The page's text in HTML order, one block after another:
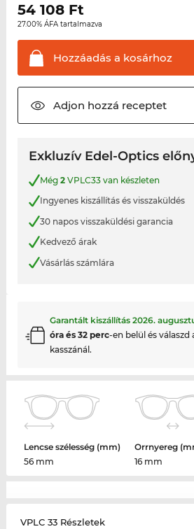
54 108Ft
27.00% ÁFA tartalmazva
Hozzáadás a kosárhoz
Adjon hozzá receptet
Exkluzív Edel-Optics
Még 2VPLC33 van készleten
Ingyenes kiszállítás és visszaküldés
30 napos visszaküldési garancia
Kedvező árak
Vásárlás számlára
Garantált kiszállítás 2026.
óra és 32 perc-en belül és válaszd
kasszánál.
Lencse szélesség (mm)
56 mm
Orrnyereg
16 mm
VPLC 33 Részletek